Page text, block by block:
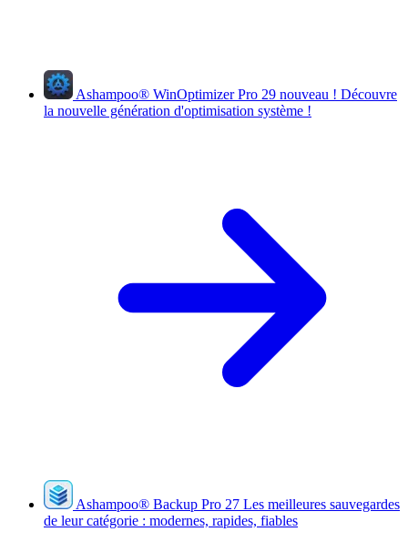
Ashampoo® WinOptimizer Pro 29 nouveau ! Découvre
la nouvelle génération d'optimisation système !
Ashampoo® Backup Pro 27 Les meilleures sauvegardes
de leur catégorie : modernes, rapides, fiables